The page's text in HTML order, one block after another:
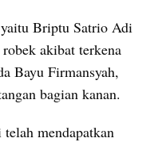
Briptu Satrio Adi
akibat terkena
Bayu Firmansyah,
bagian kanan.
mendapatkan